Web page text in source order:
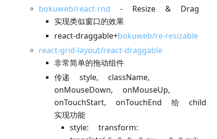
bokuweb/react-rnd
- Resize & Drag
实现类似窗口的效果
react-draggable+bokuweb/re-resizable
react-grid-layout/react-draggable
非常简单的拖动组件
传递 style, className,
onMouseDown, onMouseUp,
onTouchStart, onTouchEnd 给 child
实现功能
style: transform: